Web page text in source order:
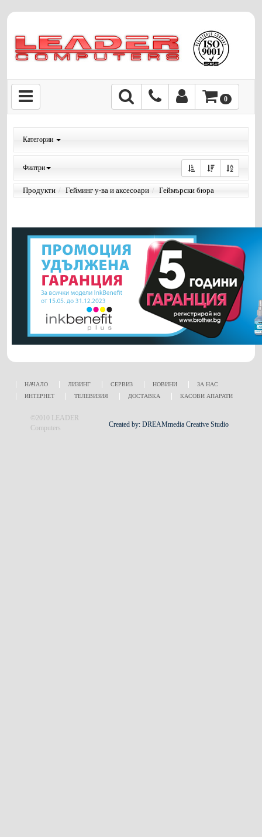
0
Категории
Филтри
Продукти Гейминг у-ва и аксесоари Геймърски бюра
НАЧАЛО ЛИЗИНГ СЕРВИЗ НОВИНИ
ЗА НАС
ИНТЕРНЕТ
ТЕЛЕВИЗИЯ ДОСТАВКА КАСОВИ АПАРАТИ
Created by: DREAMmedia Creative Studio
©2010 LEADER
Computers